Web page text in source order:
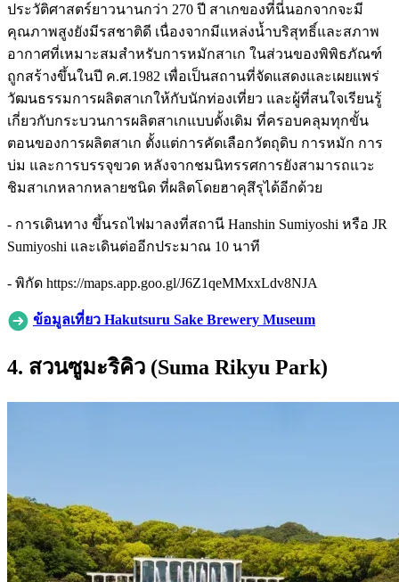
ประวัติศาสตร์ยาวนานกว่า 270 ปี สาเกของที่นี่นอกจากจะมี
คุณภาพสูงยังมีรสชาติดี เนื่องจากมีแหล่งน้ำบริสุทธิ์และสภาพ
อากาศที่เหมาะสมสำหรับการหมักสาเก ในส่วนของพิพิธภัณฑ์
ถูกสร้างขึ้นในปี ค.ศ.1982 เพื่อเป็นสถานที่จัดแสดงและเผยแพร่
วัฒนธรรมการผลิตสาเกให้กับนักท่องเที่ยว และผู้ที่สนใจเรียนรู้
เกี่ยวกับกระบวนการผลิตสาเกแบบดั้งเดิม ที่ครอบคลุมทุกขั้น
ตอนของการผลิตสาเก ตั้งแต่การคัดเลือกวัตถุดิบ การหมัก การ
บ่ม และการบรรจุขวด หลังจากชมนิทรรศการยังสามารถแวะ
ชิมสาเกหลากหลายชนิด ที่ผลิตโดยฮาคุสึรุได้อีกด้วย
- การเดินทาง ขึ้นรถไฟมาลงที่สถานี Hanshin Sumiyoshi หรือ JR
Sumiyoshi และเดินต่ออีกประมาณ 10 นาที
- พิกัด https://maps.app.goo.gl/J6Z1qeMMxxLdv8NJA
ข้อมูลเที่ยว Hakutsuru Sake Brewery Museum
4. สวนซูมะริคิว (Suma Rikyu Park)